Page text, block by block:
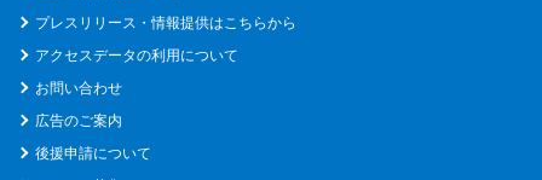
プレスリリース・情報提供はこちらから
アクセスデータの利用について
お問い合わせ
広告のご案内
後援申請について